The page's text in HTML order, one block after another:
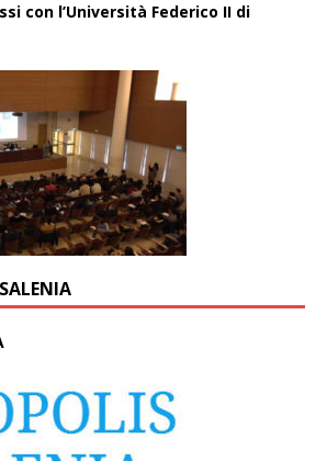
con l’Università Federico II di